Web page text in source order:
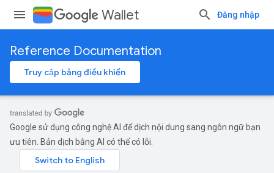
Wallet Đăng nhập
Reference Documentation
Truy cập bảng điều khiển
Google sử dụng công nghệ AI để dịch nội dung sang ngôn ngữ bạn
ưu tiên. Bản dịch bằng AI có thể có lỗi.